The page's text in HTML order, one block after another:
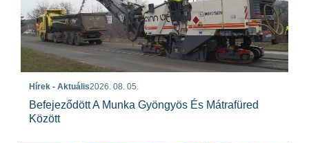
Hírek - Aktuális2026. 08. 05.
Befejeződött A Munka Gyöngyös És Mátrafüred
Között